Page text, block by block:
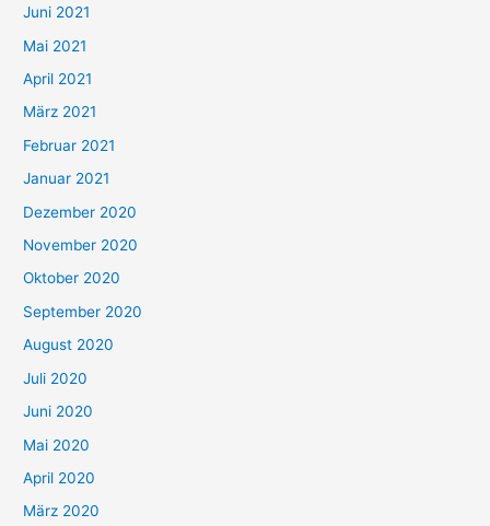
c
h
:
Juni 2021
Mai 2021
April 2021
März 2021
Februar 2021
Januar 2021
Dezember 2020
November 2020
Oktober 2020
September 2020
August 2020
Juli 2020
Juni 2020
Mai 2020
April 2020
März 2020